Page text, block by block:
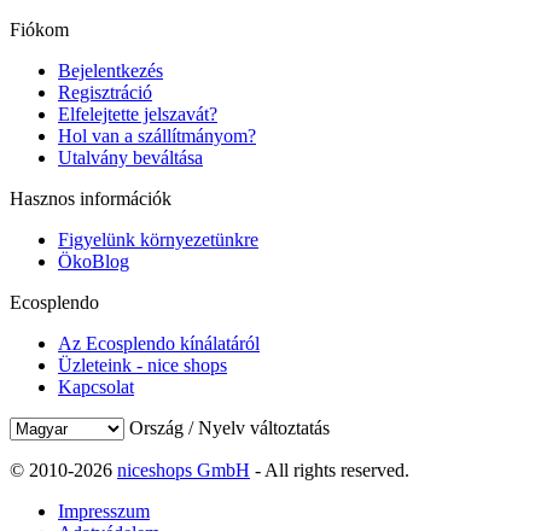
Fiókom
Bejelentkezés
Regisztráció
Elfelejtette jelszavát?
Hol van a szállítmányom?
Utalvány beváltása
Hasznos információk
Figyelünk környezetünkre
ÖkoBlog
Ecosplendo
Az Ecosplendo kínálatáról
Üzleteink - nice shops
Kapcsolat
Ország / Nyelv változtatás
© 2010-2026 niceshops GmbH - All rights reserved.
Impresszum